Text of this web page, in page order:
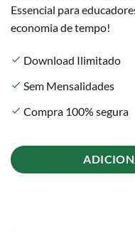
Essencial para
economia de tempo!
check Download Ilimitado
check Sem Mensalidades
check Compra 100% segura